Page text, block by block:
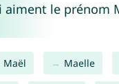
aiment le prénom
Maël Maelle